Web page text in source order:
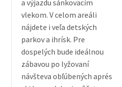
a výjazdu sánkovacím
vlekom. V celom areáli
nájdete i veľa detských
parkov a ihrísk. Pre
dospelých bude ideálnou
zábavou po lyžovaní
návšteva obľúbených aprés